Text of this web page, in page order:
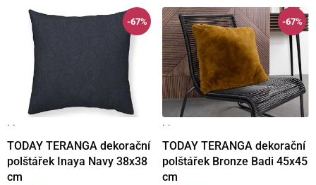
-67%
· ·
TODAY TERANGA dekorační
polštářek Inaya Navy 38x38
cm
-67%
· ·
TODAY TERANGA dekorační
polštářek Bronze Badi 45x45
cm